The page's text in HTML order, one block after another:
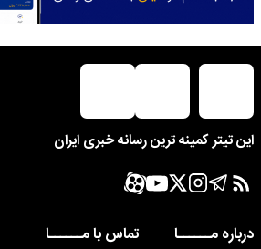
این تیتر کمینه ترین رسانه خبری ایران
درباره مــــــا
تماس با مــــــا